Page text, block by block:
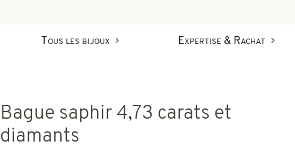
Tous les bijoux Expertise & Rachat
Bague saphir 4,73 carats et
diamants